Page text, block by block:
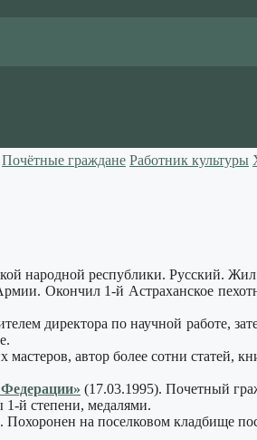
Почётные граждане Работник культуры
народной республики. Русский.
Окончил 1-й Астраханское
директора по научной работе,
мастеров, автор более сотни
(17.03.1995). Почетный
й степени, медалями.
на поселковом кладбище